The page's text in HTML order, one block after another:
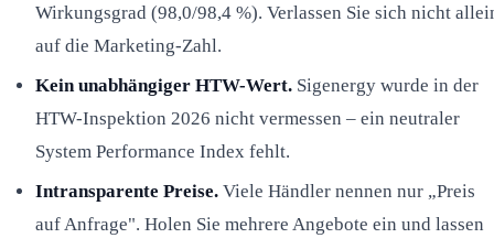
Wirkungsgrad (98,0/98,4 %). Verlassen Sie sich nicht
auf die Marketing-Zahl.
Kein unabhängiger HTW-Wert. Sigenergy wurde in der
HTW-Inspektion 2026 nicht vermessen – ein neutraler
System Performance Index fehlt.
Intransparente Preise. Viele Händler nennen nur „Preis
auf Anfrage". Holen Sie mehrere Angebote ein und lassen